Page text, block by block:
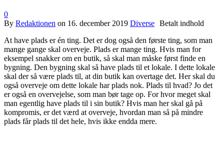
0
By Redaktionen on 16. december 2019 Diverse
At have plads er én ting. Det er dog også den første ting, som man
mange gange skal overveje. Plads er mange ting. Hvis man for
eksempel snakker om en butik, så skal man måske først finde en
bygning. Den bygning skal så have plads til et lokale. I dette lokale
skal der så være plads til, at din butik kan overtage det. Her skal du
også overveje om dette lokale har plads nok. Plads til hvad? Jo det
er også en overvejelse, som man bør tage op. For hvor meget skal
man egentlig have plads til i sin butik? Hvis man her skal gå på
kompromis, er det værd at overveje, hvordan man så på mindre
plads får plads til det hele, hvis ikke endda mere.